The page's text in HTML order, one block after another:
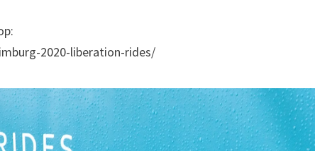
2020-liberation-rides/